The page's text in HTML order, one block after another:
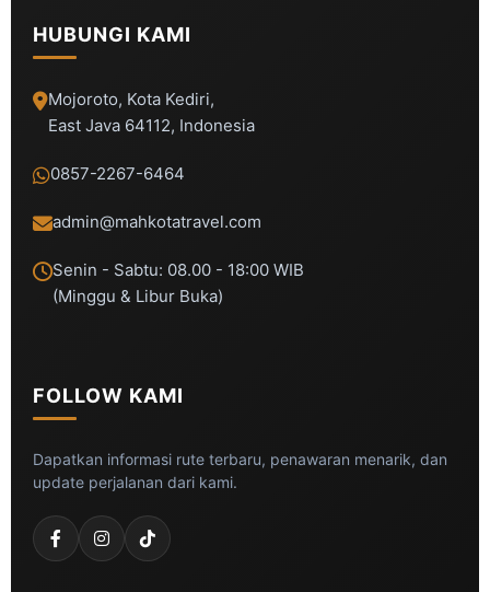
HUBUNGI KAMI
Mojoroto, Kota Kediri,
East Java 64112, Indonesia
0857-2267-6464
admin@mahkotatravel.com
Senin - Sabtu: 08.00 - 18:00 WIB
(Minggu & Libur Buka)
FOLLOW KAMI
Dapatkan informasi rute terbaru, penawaran menarik, dan
update perjalanan dari kami.